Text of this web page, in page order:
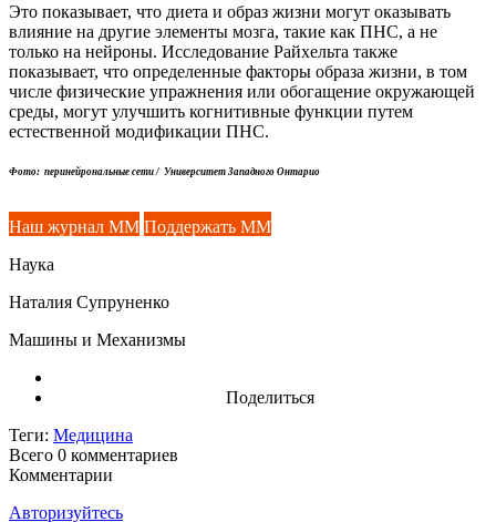
Это показывает, что диета и образ жизни могут оказывать
влияние на другие элементы мозга, такие как ПНС, а не
только на нейроны. Исследование Райхельта также
показывает, что определенные факторы образа жизни, в том
числе физические упражнения или обогащение окружающей
среды, могут улучшить когнитивные функции путем
естественной модификации ПНС.
Фото: перинейрональные сети / Университет Западного Онтарио
Наш журнал ММ Поддержать ММ
Наука
Наталия Супруненко
Машины и Механизмы
Поделиться
Теги: Медицина
Всего 0 комментариев
Комментарии
Авторизуйтесь